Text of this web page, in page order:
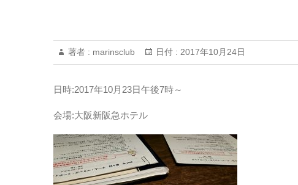
著者 : marinsclub 日付 : 2017年10月24日
日時:2017年10月23日午後7時～
会場:大阪新阪急ホテル